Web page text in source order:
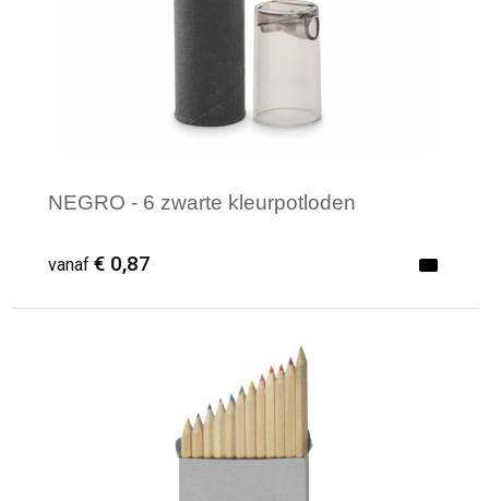
NEGRO - 6 zwarte kleurpotloden
vanaf € 0,87
Minimale afname: 1